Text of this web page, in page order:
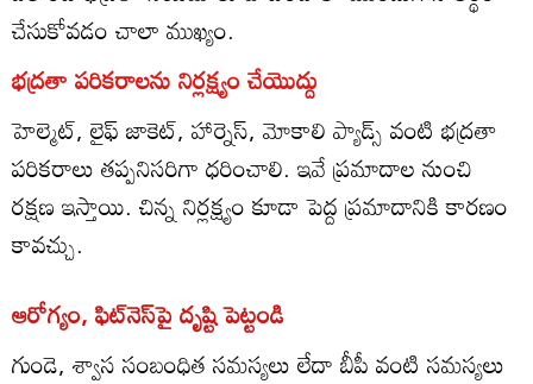
చేసుకోవడం చాలా ముఖ్యం.
భద్రతా పరికరాలను నిర్లక్ష్యం చేయొద్దు
హెల్మెట్, లైఫ్ జాకెట్, హార్నెస్, మోకాలి ప్యాడ్స్ వంటి భద్రతా
పరికరాలు తప్పనిసరిగా ధరించాలి. ఇవే ప్రమాదాల నుంచి
రక్షణ ఇస్తాయి. చిన్న నిర్లక్ష్యం కూడా పెద్ద ప్రమాదానికి కారణం
కావచ్చు.
ఆరోగ్యం, ఫిట్‌నెస్‌పై దృష్టి పెట్టండి
గుండె, శ్వాస సంబంధిత సమస్యలు లేదా బీపీ వంటి సమస్యలు